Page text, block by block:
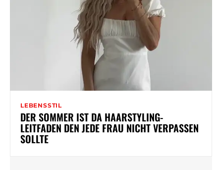
LEBENSSTIL
DER SOMMER IST DA HAARSTYLING-
LEITFADEN DEN JEDE FRAU NICHT VERPASSEN
SOLLTE